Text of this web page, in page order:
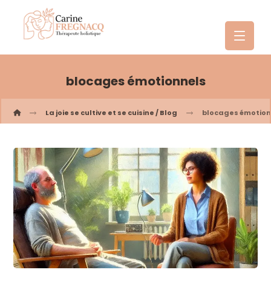
blocages émotionnels
La joie se cultive et se cuisine / Blog blocages